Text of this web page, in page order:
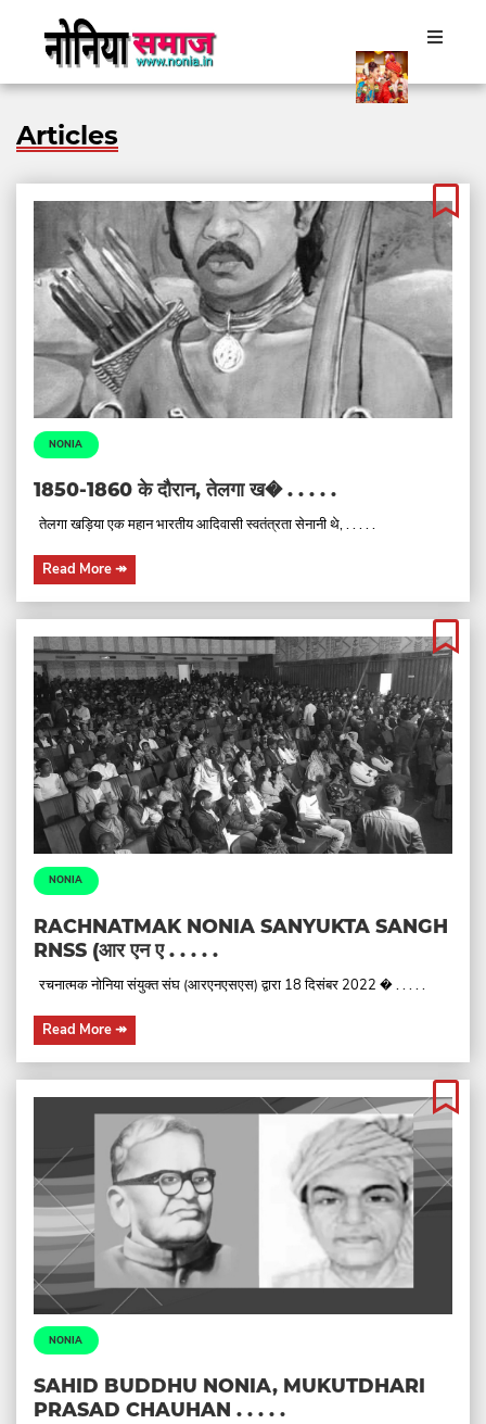
Articles
NONIA
1850-1860 के दौरान, तेलगा ख� . . . . .
तेलगा खड़िया एक महान भारतीय आदिवासी स्वतंत्रता सेनानी थे, . . . . .
Read More↠
NONIA
RACHNATMAK NONIA SANYUKTA SANGH
RNSS (आर एन ए . . . . .
रचनात्मक नोनिया संयुक्त संघ (आरएनएसएस) द्वारा 18 दिसंबर 2022 � . . . . .
Read More↠
NONIA
SAHID BUDDHU NONIA, MUKUTDHARI
PRASAD CHAUHAN . . . . .